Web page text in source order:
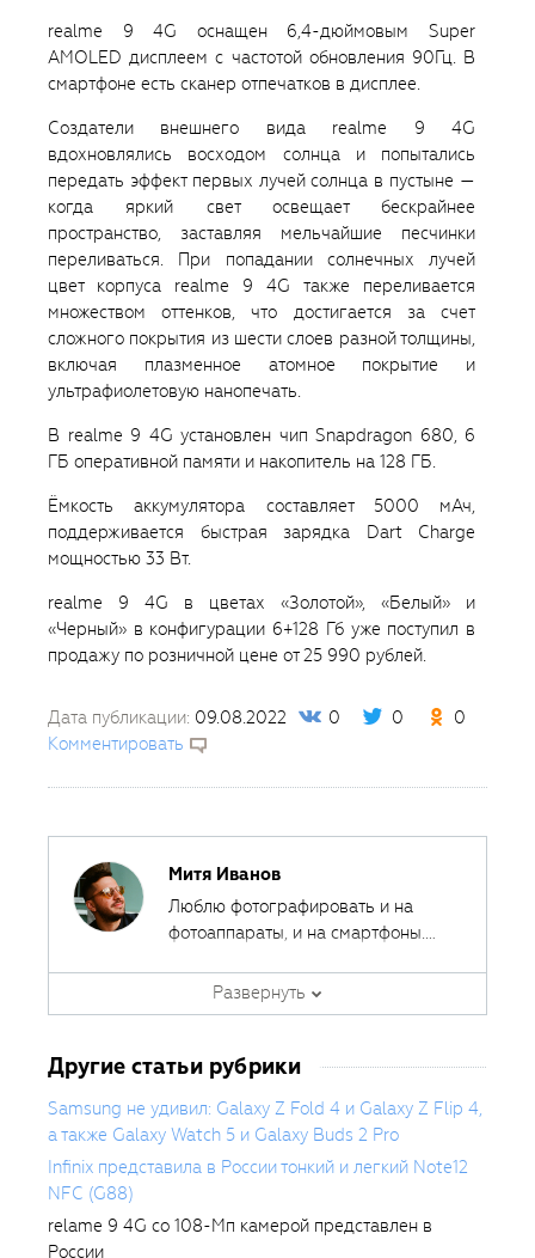
realme 9 4G оснащен 6,4-дюймовым Super
AMOLED дисплеем c частотой обновления 90Гц. В
смартфоне есть сканер отпечатков в дисплее.
Создатели внешнего вида realme 9 4G
вдохновлялись восходом солнца и попытались
передать эффект первых лучей солнца в пустыне —
когда яркий свет освещает бескрайнее
пространство, заставляя мельчайшие песчинки
переливаться. При попадании солнечных лучей
цвет корпуса realme 9 4G также переливается
множеством оттенков, что достигается за счет
сложного покрытия из шести слоев разной толщины,
включая плазменное атомное покрытие и
ультрафиолетовую нанопечать.
В realme 9 4G установлен чип Snapdragon 680, 6
ГБ оперативной памяти и накопитель на 128 ГБ.
Ёмкость аккумулятора составляет 5000 мАч,
поддерживается быстрая зарядка Dart Charge
мощностью 33 Вт.
realme 9 4G в цветах «Золотой», «Белый» и
«Черный» в конфигурации 6+128 Гб уже поступил в
продажу по розничной цене от 25 990 рублей.
Дата публикации: 09.08.2022 0 0
0
Комментировать
Митя Иванов
Люблю фотографировать и на
фотоаппараты, и на смартфоны.
которая всегда с собой.
Автор курсов и эксперт
Fotoshkola.net
Развернуть
Другие статьи рубрики
Samsung не удивил: Galaxy Z Fold 4 и Galaxy Z Flip 4,
а также Galaxy Watch 5 и Galaxy Buds 2 Pro
Infinix представила в России тонкий и легкий Note12
NFC (G88)
relame 9 4G со 108-Мп камерой представлен в
России